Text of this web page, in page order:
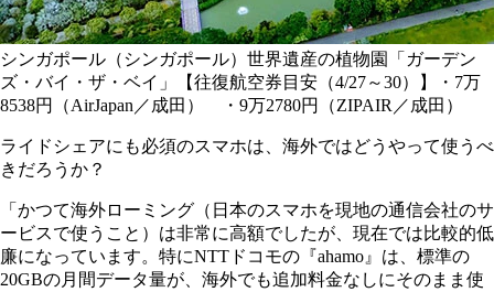
シンガポール（シンガポール）世界遺産の植物園「ガーデン
ズ・バイ・ザ・ベイ」【往復航空券目安（4/27～30）】・7万
8538円（AirJapan／成田） ・9万2780円（ZIPAIR／成田）
ライドシェアにも必須のスマホは、海外ではどうやって使うべ
きだろうか？
「かつて海外ローミング（日本のスマホを現地の通信会社のサ
ービスで使うこと）は非常に高額でしたが、現在では比較的低
廉になっています。特にNTTドコモの『ahamo』は、標準の
20GBの月間データ量が、海外でも追加料金なしにそのまま使